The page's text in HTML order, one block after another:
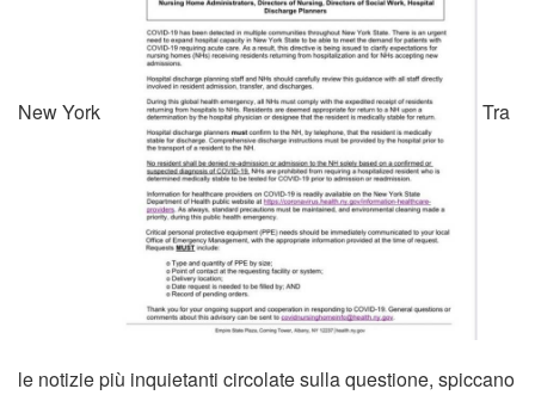
New York Tra
le notizie più inquietanti circolate sulla questione, spiccano